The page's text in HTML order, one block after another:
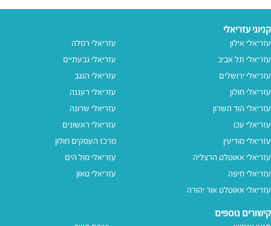
קניוני עזריאלי
עזריאלי אילון
עזריאלי תל אביב
עזריאלי ירושלים
עזריאלי חולון
עזריאלי הוד השרון
עזריאלי עכו
עזריאלי מודיעין
עזריאלי אאוטלט הרצליה
עזריאלי חיפה
עזריאלי אאוטלט אור יהודה
עזריאלי רמלה
עזריאלי גבעתיים
עזריאלי הנגב
עזריאלי רעננה
עזריאלי שרונה
עזריאלי ראשונים
מרכז העסקים חולון
עזריאלי מול הים
עזריאלי טאון
קישורים נוספים